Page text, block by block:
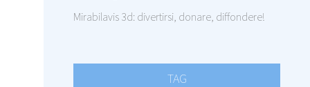
Mirabilavis 3d: divertirsi, donare, diffondere!
TAG